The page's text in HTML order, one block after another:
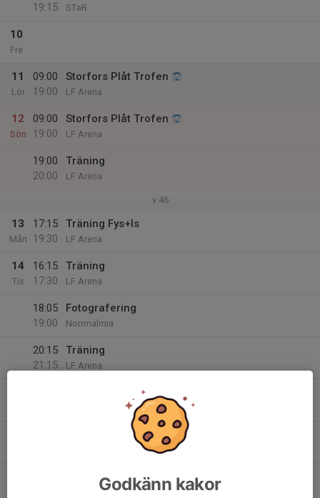
19:15
STaR
10
Fre
11
Lör
09:00
19:00
Storfors Plåt Trofen
LF Arena
12
Sön
09:00
19:00
Storfors Plåt Trofen
LF Arena
19:00
20:00
Träning
LF Arena
v.46
13
Mån
17:15
19:30
Träning Fys+Is
LF Arena
14
Tis
16:15
17:30
Träning
LF Arena
18:05
19:00
Fotografering
Norrmalmia
20:15
21:15
Träning
LF Arena
FysträningGodkänn kakor